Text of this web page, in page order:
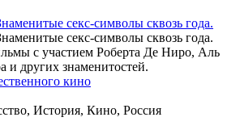
секс-символы сквозь года.
секс-символы сквозь года.
с участием Роберта Де Ниро, Аль
и других знаменитостей.
История, Кино, Россия